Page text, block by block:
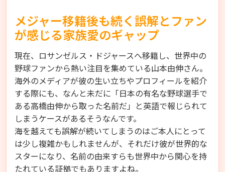
メジャー移籍後も続く誤解とファン
が感じる家族愛のギャップ
現在、ロサンゼルス・ドジャースへ移籍し、世界中の
野球ファンから熱い注目を集めている山本由伸さん。
海外のメディアが彼の生い立ちやプロフィールを紹介
する際にも、なんと未だに「日本の有名な野球選手で
ある高橋由伸から取った名前だ」と英語で報じられて
しまうケースがあるそうなんです。
海を越えても誤解が続いてしまうのはご本人にとって
は少し複雑かもしれませんが、それだけ彼が世界的な
スターになり、名前の由来すらも世界中から関心を持
たれている証拠でもありますよね。